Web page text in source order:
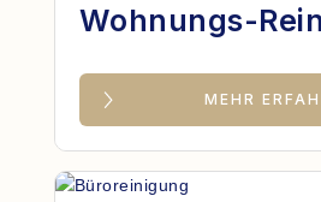
Wohnungs-
MEHR